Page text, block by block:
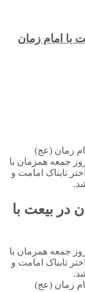
با امام زمان
زمان (عج)
جمعه همزمان با
تابناک امامت و
در بیعت با
جمعه همزمان با
تابناک امامت و
زمان (عج)